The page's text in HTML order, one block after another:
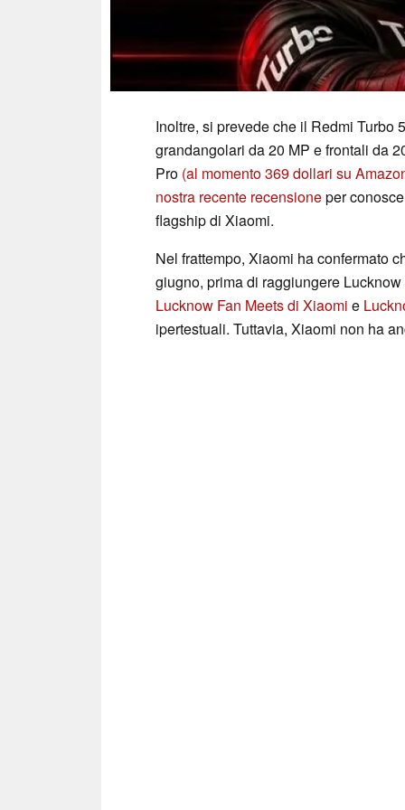
Inoltre, si prevede che il Redmi Turbo
grandangolari da 20 MP e frontali da
Pro (al momento 369 dollari su
nostra recente recensioneper
flagship di Xiaomi.
Nel frattempo, Xiaomi ha confermato
giugno, prima di raggiungere
Lucknow Fan Meets di Xiaomi e
ipertestuali. Tuttavia, Xiaomi non ha